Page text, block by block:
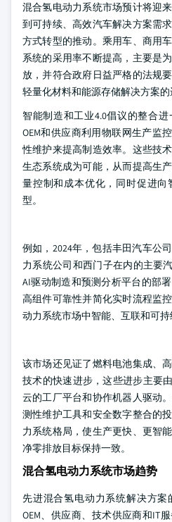
混合氢电动力系统市场预计将迎
到可持续、高效汽车解决方案需
方式转型的推动。乘用车、商用
系统的采用率不断提高，主要是
放，并符合政府日益严格的法规
轻量化材料和能源存储解决方案的
智能制造和工业4.0倡议的整合
OEM和供应商利用物联网生产监
性维护来提高制造效率。这些技
生态系统成为可能，从而提高生
量控制和成本优化，同时促进
型。
例如，2024年，包括丰田汽车公
力系统公司和西门子在内的主要
AI驱动制造和预测分析平台的部
高组件可靠性并简化实时流程监
动力系统市场中智能、互联和可持
该市场还见证了燃料电池集成、
技术的快速进步，这些进步主要
云的工厂平台和协作机器人驱动
测性维护工具和安全数字整合的
力系统格局，使生产更快、更智
净零排放目标保持一致。
混合氢电动力系统市场趋势
先进混合氢电动力系统解决方
OEM、供应商、技术供应商和IT